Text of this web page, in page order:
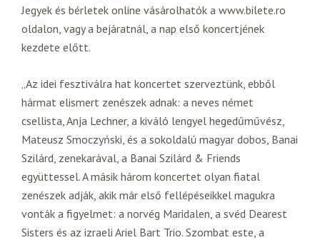
Jegyek és bérletek online vásárolhatók a www.bilete.ro
oldalon, vagy a bejáratnál, a nap első koncertjének
kezdete előtt.
„Az idei fesztiválra hat koncertet szerveztünk, ebből
hármat elismert zenészek adnak: a neves német
csellista, Anja Lechner, a kiváló lengyel hegedűművész,
Mateusz Smoczyński, és a sokoldalú magyar dobos, Banai
Szilárd, zenekarával, a Banai Szilárd & Friends
együttessel. A másik három koncertet olyan fiatal
zenészek adják, akik már első fellépéseikkel magukra
vonták a figyelmet: a norvég Maridalen, a svéd Dearest
Sisters és az izraeli Ariel Bart Trio. Szombat este, a